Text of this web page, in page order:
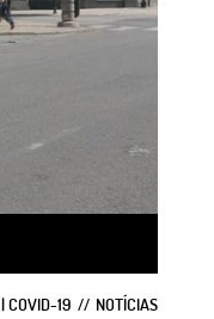
COVID-19 NOTÍCIAS